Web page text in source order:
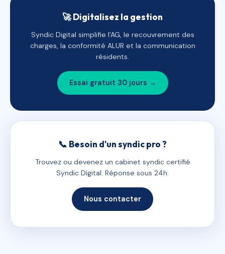
🚀 Digitalisez la gestion
Syndic Digital simplifie l'AG, le recouvrement des
charges, la conformité ALUR et la communication
résidents.
Essai gratuit 30 jours →
📞 Besoin d'un syndic pro ?
Trouvez ou devenez un cabinet syndic certifié
Syndic Digital. Réponse sous 24h.
Nous contacter